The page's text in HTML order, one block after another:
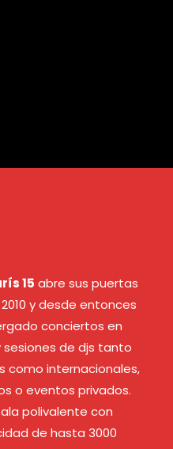
15 abre sus puertas
y desde entonces
conciertos en
de djs tanto
como internacionales,
o eventos privados.
polivalente con
de hasta 3000